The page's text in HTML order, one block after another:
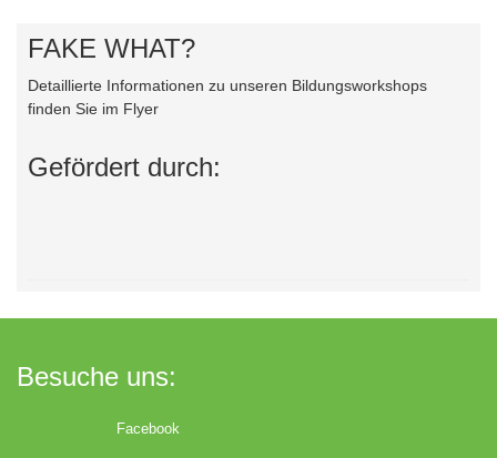
FAKE WHAT?
Detaillierte Informationen zu unseren Bildungsworkshops
finden Sie im Flyer
Gefördert durch:
Besuche uns:
Facebook